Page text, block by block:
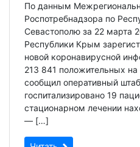
По данным
Роспотребнадзора по
Севастополю за 22 марта
Республики Крым
новой коронавирусной
213 841 положительных
сообщил оперативный
госпитализировано 19
стационарном лечении
— […]